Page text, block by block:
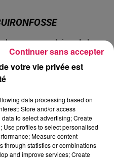
vous populaires de la
convivialité et spectacles.
s'offrent une artiste
dont l'univers sensible et
festivaliers.
ce week-end dans
...
votre vie privée est
data processing based on
Store and/or access
to select advertising; Create
profiles to select personalised
Measure content
through statistics or combinations
and improve services; Create
Continuer sans accepter